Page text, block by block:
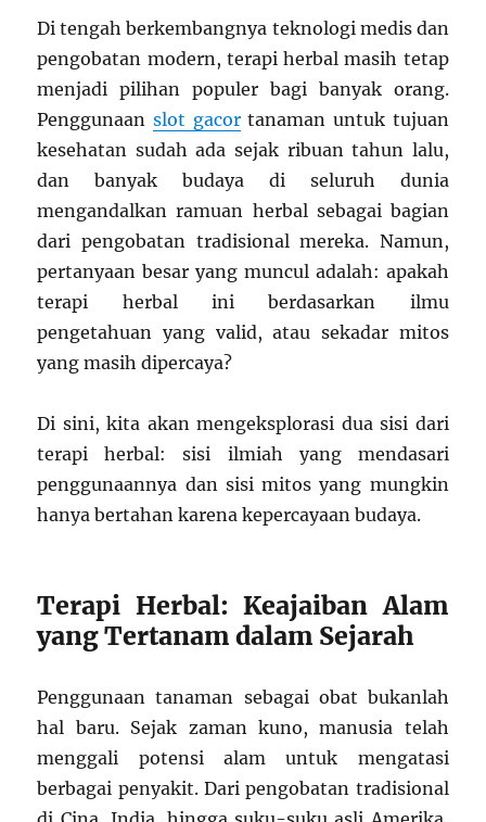
Di tengah berkembangnya teknologi medis dan
pengobatan modern, terapi herbal masih tetap
menjadi pilihan populer bagi banyak orang.
Penggunaanslot gacortanaman untuk tujuan
kesehatan sudah ada sejak ribuan tahun lalu,
dan banyak budaya di seluruh dunia
mengandalkan ramuan herbal sebagai bagian
dari pengobatan tradisional mereka. Namun,
pertanyaan besar yang muncul adalah: apakah
terapi herbal ini berdasarkan ilmu
pengetahuan yang valid, atau sekadar mitos
yang masih dipercaya?
Di sini, kita akan mengeksplorasi dua sisi dari
terapi herbal: sisi ilmiah yang mendasari
penggunaannya dan sisi mitos yang mungkin
hanya bertahan karena kepercayaan budaya.
Terapi Herbal: Keajaiban Alam
yang Tertanam dalam Sejarah
Penggunaan tanaman sebagai obat bukanlah
hal baru. Sejak zaman kuno, manusia telah
menggali potensi alam untuk mengatasi
berbagai penyakit. Dari pengobatan tradisional